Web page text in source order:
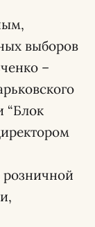
выборов
–
“Блок
розничной